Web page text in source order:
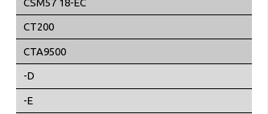
CT200
CTA9500
-D
-E